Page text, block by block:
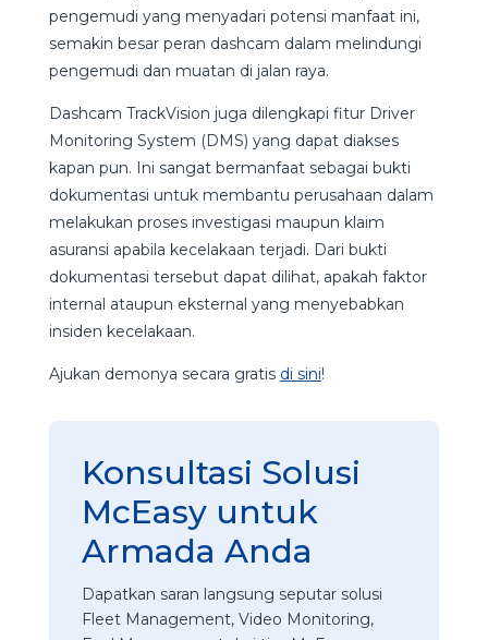
pengemudi yang menyadari potensi manfaat ini,
semakin besar peran dashcam dalam melindungi
pengemudi dan muatan di jalan raya.
Dashcam TrackVision juga dilengkapi fitur Driver
Monitoring System (DMS) yang dapat diakses
kapan pun. Ini sangat bermanfaat sebagai bukti
dokumentasi untuk membantu perusahaan dalam
melakukan proses investigasi maupun klaim
asuransi apabila kecelakaan terjadi. Dari bukti
dokumentasi tersebut dapat dilihat, apakah faktor
internal ataupun eksternal yang menyebabkan
insiden kecelakaan.
Ajukan demonya secara gratis di sini!
Konsultasi Solusi
McEasy untuk
Armada Anda
Dapatkan saran langsung seputar solusi
Fleet Management, Video Monitoring,